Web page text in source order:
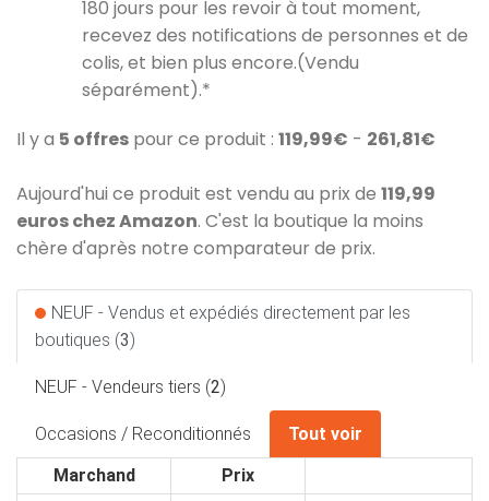
180 jours pour les revoir à tout moment,
recevez des notifications de personnes et de
colis, et bien plus encore.(Vendu
séparément).*
Il y a 5 offres pour ce produit : 119,99€ - 261,81€
Aujourd'hui ce produit est vendu au prix de 119,99
euros chez Amazon. C'est la boutique la moins
chère d'après notre comparateur de prix.
NEUF - Vendus et expédiés directement par les
boutiques (3)
NEUF - Vendeurs tiers (2)
Occasions / Reconditionnés
Tout voir
Marchand
Prix